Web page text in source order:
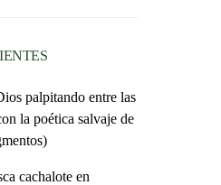
palpitando entre las
la poética salvaje de
cachalote en